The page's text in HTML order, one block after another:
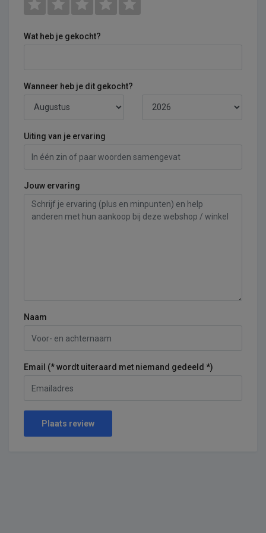
Wat heb je gekocht?
Wanneer heb je dit gekocht?
Uiting van je ervaring
Jouw ervaring
Naam
Email (* wordt uiteraard met niemand gedeeld *)
Plaats review